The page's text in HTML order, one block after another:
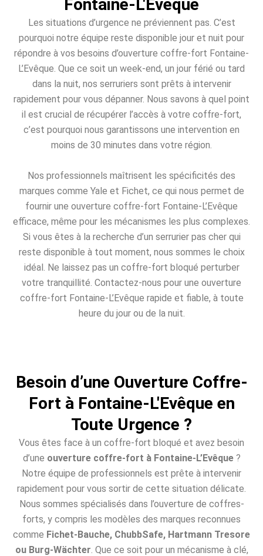
Fontaine-L'Evêque
Les situations d’urgence ne préviennent pas. C’est
pourquoi notre équipe reste disponible jour et nuit pour
répondre à vos besoins d’ouverture coffre-fort Fontaine-
L’Evêque. Que ce soit un week-end, un jour férié ou tard
dans la nuit, nos serruriers sont prêts à intervenir
rapidement pour vous dépanner. Nous savons à quel point
il est crucial de récupérer l’accès à votre coffre-fort,
c’est pourquoi nous garantissons une intervention en
moins de 30 minutes dans votre région.
Nos professionnels maîtrisent les spécificités des
marques comme Yale et Fichet, ce qui nous permet de
fournir une ouverture coffre-fort Fontaine-L’Evêque
efficace, même pour les mécanismes les plus complexes.
Si vous êtes à la recherche d’un serrurier pas cher qui
reste disponible à tout moment, nous sommes le choix
idéal. Ne laissez pas un coffre-fort bloqué perturber
votre tranquillité. Contactez-nous pour une ouverture
coffre-fort Fontaine-L’Evêque rapide et fiable, à toute
heure du jour ou de la nuit.
Besoin d’une Ouverture Coffre-
Fort à Fontaine-L'Evêque en
Toute Urgence ?
Vous êtes face à un coffre-fort bloqué et avez besoin
d’une ouverture coffre-fort à Fontaine-L’Evêque?
Notre équipe de professionnels est prête à intervenir
rapidement pour vous sortir de cette situation délicate.
Nous sommes spécialisés dans l’ouverture de coffres-
forts, y compris les modèles des marques reconnues
comme Fichet-Bauche, ChubbSafe, Hartmann Tresore
ou Burg-Wächter . Que ce soit pour un mécanisme à clé,